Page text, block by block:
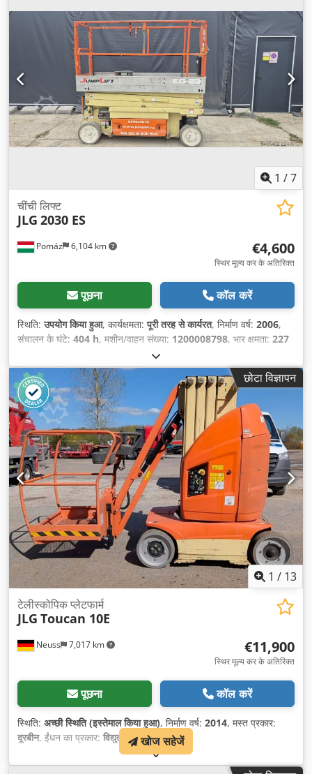
1 /7
Pomáz 6,104 km
चींची लिफ्ट
JLG 2030 ES
€4,600
स्थिर मूल्य कर के अतिरिक्त
पूछना कॉल करें
स्थिति:उपयोग किया हुआ, कार्यक्षमता:पूरी तरह से कार्यरत, निर्माण वर्ष: 2006,
संचालन के घंटे: 404 h, मशीन/वाहन संख्या: 1200008798, भार क्षमता: 227
, प्लेटफार्म की लंबाई:
चौड़ाई:76 मिमी, कुल वजन:2,030 किग्रा, खाली वजन:2,030 किग्रा, परिवहन
लंबाई:230 मिमी , परिवहन चौड़ाई: , परिवहन ऊँचाई:220 मिमी, निर्माण
ऊँचाई:220 मिमी, अगला निरीक्षण (TÜV): 08/2026 , ईंधन का प्रकार:
टायर का आकार:16x5, टायर की स्थिति:90 प्रतिशत, ड्राइव की स्थिति:
प्रतिशत, व्हीलबेस:185 मिमी, रंग:पीला,
छोटा विज्ञापन
1 / 13
Neuss 7,017 km
टेलीस्कोपिक प्लेटफार्म
JLG Toucan 10E
€11,900
स्थिर मूल्य कर के अतिरिक्त
पूछना कॉल करें
स्थिति: अच्छी स्थिति (इस्तेमाल किया हुआ), निर्माण वर्ष: 2014, मस्त प्रकार:
दूरबीन, ईंधन का प्रकार: विद्युत खोज सहेजें